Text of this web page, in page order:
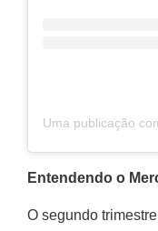
Entendendo o
O segundo